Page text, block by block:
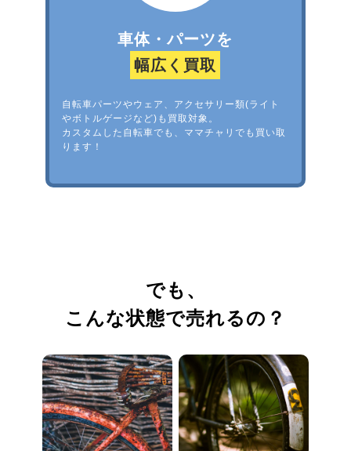
車体・パーツを
幅広く買取
自転車パーツやウェア、アクセサリー類(ライト
やボトルゲージなど)も買取対象。
カスタムした自転車でも、ママチャリでも買い取
ります！
でも、
こんな状態で売れるの？